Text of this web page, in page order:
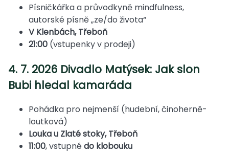
Písničkářka a průvodkyně mindfulness,
autorské písně „ze/do života“
V Klenbách, Třeboň
21:00 (vstupenky v prodeji)
4. 7. 2026 Divadlo Matýsek: Jak slon
Bubi hledal kamaráda
Pohádka pro nejmenší (hudební, činoherně-
loutková)
Louka u Zlaté stoky, Třeboň
11:00, vstupnédo klobouku